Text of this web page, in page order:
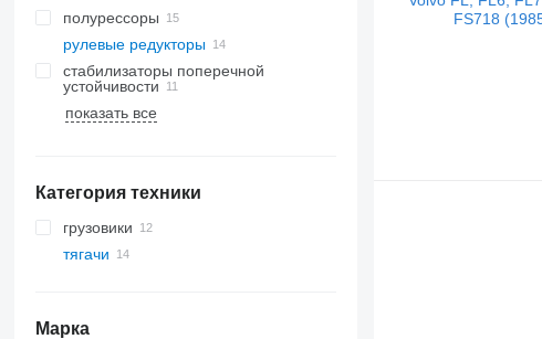
полурессоры
рулевые редукторы
стабилизаторы поперечной
устойчивости
показать все
Категория техники
грузовики
тягачи
Марка